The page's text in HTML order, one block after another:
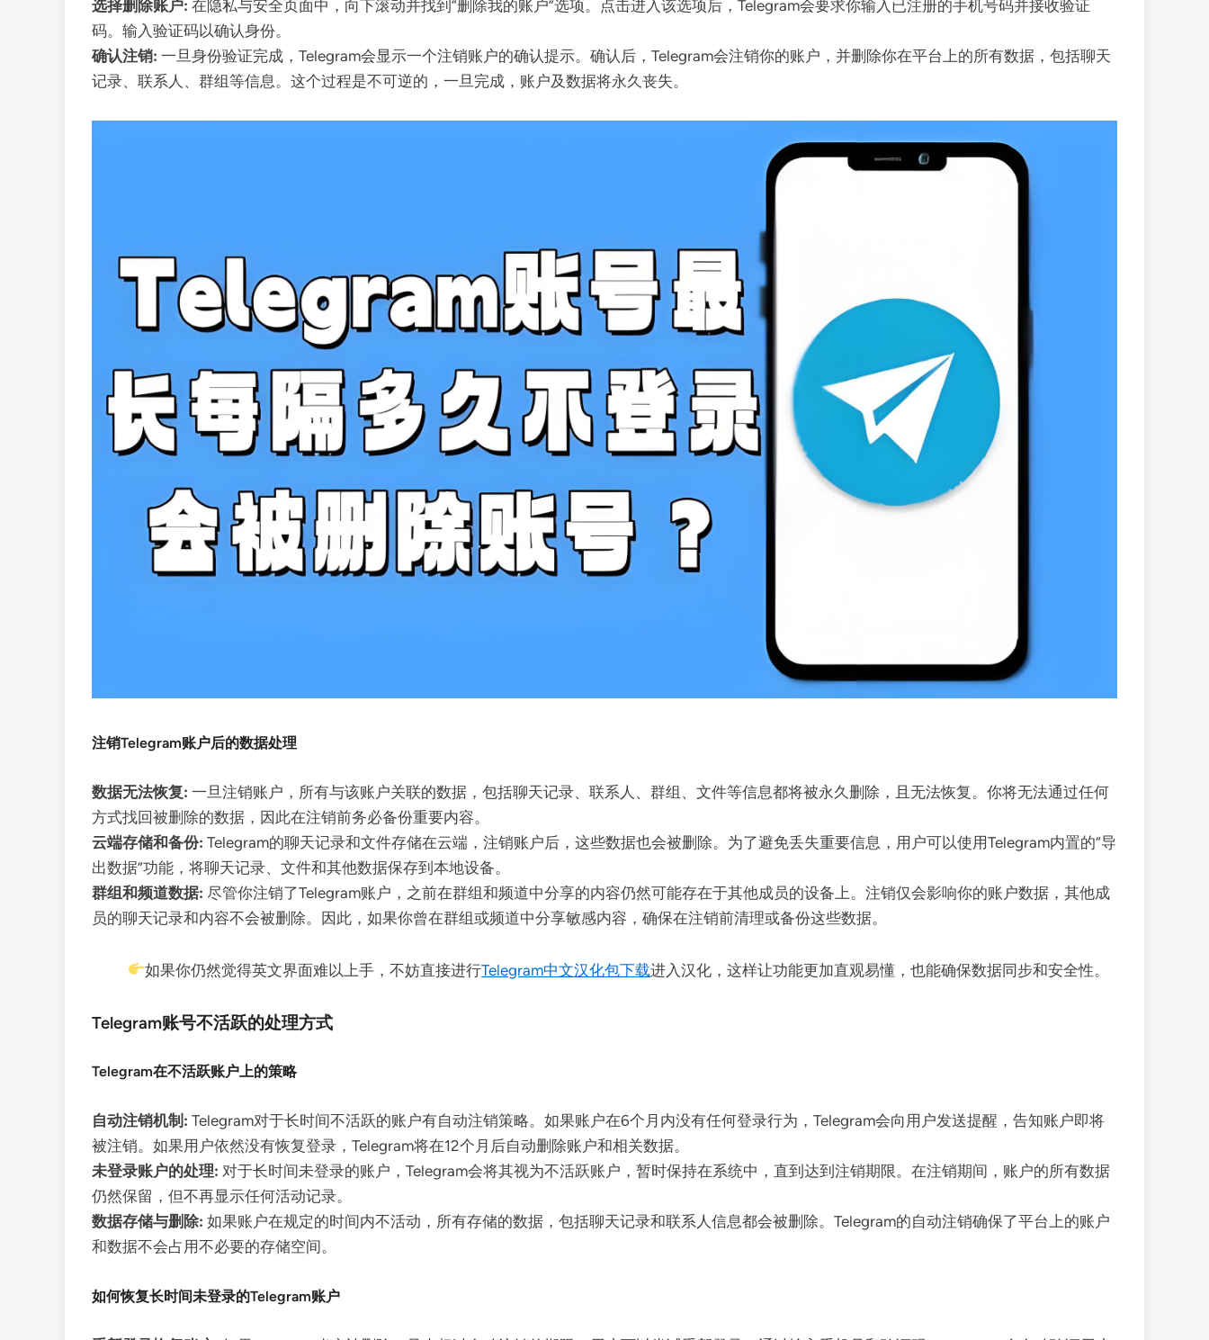
选择删除账户: 在隐私与安全页面中，向下滚动并找到“删除我的账户”选项。点击进入该选项后，Telegram会要求你输入已注册的手机号码并接收验证
码。输入验证码以确认身份。
确认注销: 一旦身份验证完成，Telegram会显示一个注销账户的确认提示。确认后，Telegram会注销你的账户，并删除你在平台上的所有数据，包括聊天
记录、联系人、群组等信息。这个过程是不可逆的，一旦完成，账户及数据将永久丧失。
注销Telegram账户后的数据处理
数据无法恢复: 一旦注销账户，所有与该账户关联的数据，包括聊天记录、联系人、群组、文件等信息都将被永久删除，且无法恢复。你将无法通过任何
方式找回被删除的数据，因此在注销前务必备份重要内容。
云端存储和备份: Telegram的聊天记录和文件存储在云端，注销账户后，这些数据也会被删除。为了避免丢失重要信息，用户可以使用Telegram内置的“导
出数据”功能，将聊天记录、文件和其他数据保存到本地设备。
群组和频道数据: 尽管你注销了Telegram账户，之前在群组和频道中分享的内容仍然可能存在于其他成员的设备上。注销仅会影响你的账户数据，其他成
员的聊天记录和内容不会被删除。因此，如果你曾在群组或频道中分享敏感内容，确保在注销前清理或备份这些数据。
如果你仍然觉得英文界面难以上手，不妨直接进行Telegram中文汉化包下载进入汉化，这样让功能更加直观易懂，也能确保数据同步和安全性。
Telegram账号不活跃的处理方式
Telegram在不活跃账户上的策略
自动注销机制: Telegram对于长时间不活跃的账户有自动注销策略。如果账户在6个月内没有任何登录行为，Telegram会向用户发送提醒，告知账户即将
被注销。如果用户依然没有恢复登录，Telegram将在12个月后自动删除账户和相关数据。
未登录账户的处理: 对于长时间未登录的账户，Telegram会将其视为不活跃账户，暂时保持在系统中，直到达到注销期限。在注销期间，账户的所有数据
仍然保留，但不再显示任何活动记录。
数据存储与删除: 如果账户在规定的时间内不活动，所有存储的数据，包括聊天记录和联系人信息都会被删除。Telegram的自动注销确保了平台上的账户
和数据不会占用不必要的存储空间。
如何恢复长时间未登录的Telegram账户